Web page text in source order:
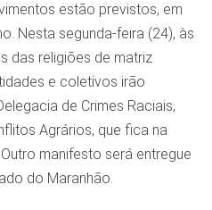
estão previstos, em
Nesta segunda-feira (24), às
das religiões de matriz
e coletivos irão
de Crimes Raciais,
Agrários, que fica na
manifesto será entregue
do Maranhão.